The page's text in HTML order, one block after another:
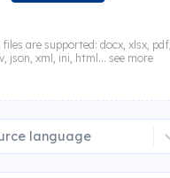
are supported: docx, xlsx, pdf,
json, xml, ini, html... see more
language